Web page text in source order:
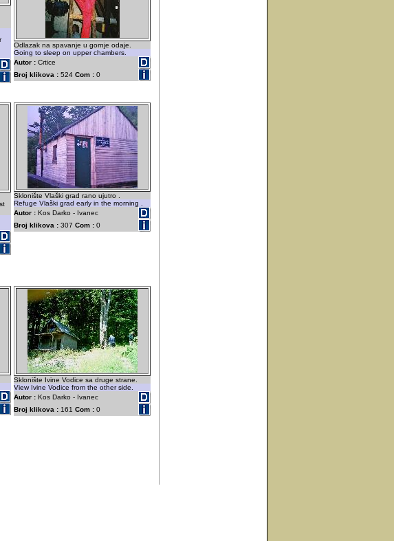
Odlazak na spavanje u gornje odaje.
Going to sleep on upper chambers.
Autor : Crtice
Broj klikova : 524 Com : 0
Sklonište Vlaški grad rano ujutro .
Refuge Vlaški grad early in the morning .
Autor : Kos Darko - Ivanec
Broj klikova : 307 Com : 0
Sklonište Ivine Vodice sa druge strane.
View Ivine Vodice from the other side.
Autor : Kos Darko - Ivanec
Broj klikova : 161 Com : 0